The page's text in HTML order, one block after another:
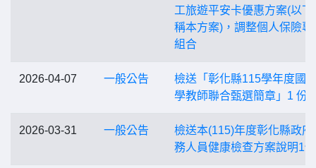
工旅遊平安卡優惠方案(以下
稱本方案)，調整個人保險專
組合
2026-04-07 一般公告
檢送「彰化縣115學年度國
學教師聯合甄選簡章」1 份
2026-03-31 一般公告
檢送本(115)年度彰化縣政府
務人員健康檢查方案說明1份